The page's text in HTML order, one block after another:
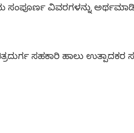
ಸಂಪೂರ್ಣ ವಿವರಗಳನ್ನು
ಸಹಕಾರಿ ಹಾಲು